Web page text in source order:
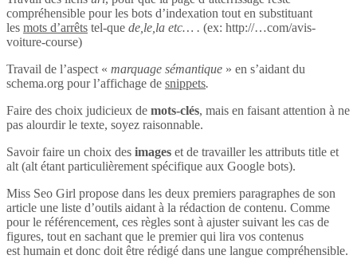
compréhensible pour les bots d’indexation tout en substituant
les mots d’arrêts tel-que de,le,la etc… . (ex: http://…com/avis-
voiture-course)
Travail de l’aspect « marquage sémantique » en s’aidant du
schema.org pour l’affichage de snippets.
Faire des choix judicieux de mots-clés, mais en faisant attention à ne
pas alourdir le texte, soyez raisonnable.
Savoir faire un choix des images et de travailler les attributs title et
alt (alt étant particulièrement spécifique aux Google bots).
Miss Seo Girl propose dans les deux premiers paragraphes de son
article une liste d’outils aidant à la rédaction de contenu. Comme
pour le référencement, ces règles sont à ajuster suivant les cas de
figures, tout en sachant que le premier qui lira vos contenus
est humain et donc doit être rédigé dans une langue compréhensible.